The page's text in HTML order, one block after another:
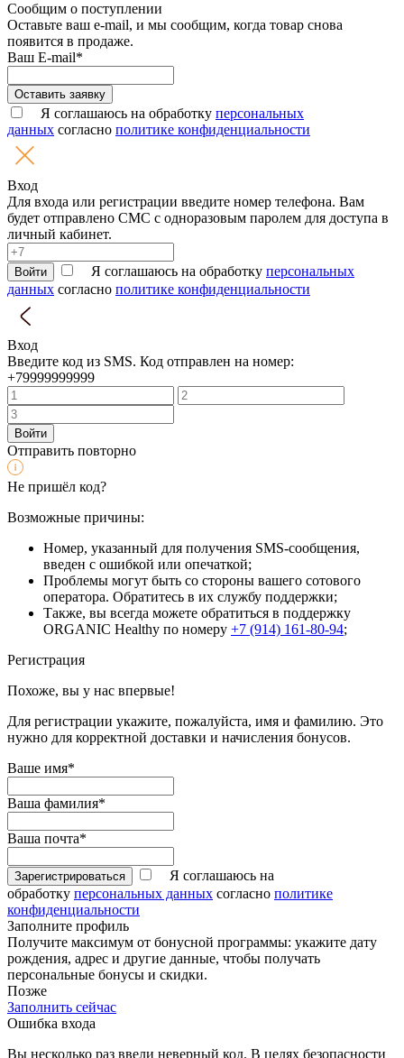
Сообщим о поступлении
Оставьте ваш e-mail, и мы сообщим, когда товар снова
появится в продаже.
Ваш E-mail*
Оставить заявку
Я соглашаюсь на обработку персональных
данных согласно политике конфиденциальности
Вход
Для входа или регистрации введите номер телефона. Вам
будет отправлено СМС с одноразовым паролем для доступа в
личный кабинет.
Войти Я соглашаюсь на обработку персональных
данных согласно политике конфиденциальности
Вход
Введите код из SMS. Код отправлен на номер:
+79999999999
Войти
Отправить повторно
Не пришёл код?
Возможные причины:
Номер, указанный для получения SMS-сообщения,
введен с ошибкой или опечаткой;
Проблемы могут быть со стороны вашего сотового
оператора. Обратитесь в их службу поддержки;
Также, вы всегда можете обратиться в поддержку
ORGANIC Healthy по номеру +7 (914) 161-80-94;
Регистрация
Похоже, вы у нас впервые!
Для регистрации укажите, пожалуйста, имя и фамилию. Это
нужно для корректной доставки и начисления бонусов.
Ваше имя*
Ваша фамилия*
Ваша почта*
Зарегистрироваться
Я соглашаюсь на
обработку персональных данных согласно политике
конфиденциальности
Заполните профиль
Получите максимум от бонусной программы: укажите дату
рождения, адрес и другие данные, чтобы получать
персональные бонусы и скидки.
Позже
Заполнить сейчас
Ошибка входа
Вы несколько раз ввели неверный код. В целях безопасности